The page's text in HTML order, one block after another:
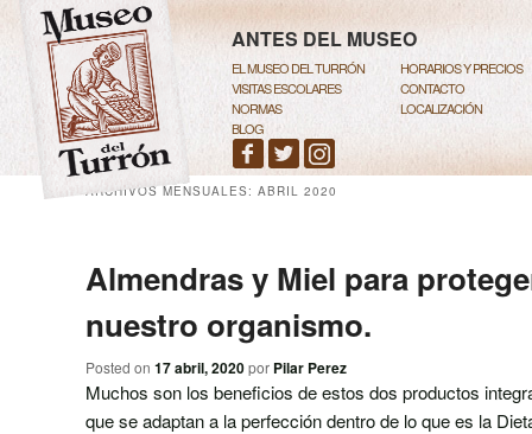
MENÚ PRINCIPAL
IR AL CONTENIDO PRINCIPAL
IR AL CONTENIDO
ANTES DEL MUSEO
EL MUSEO DEL TURRÓN
HORARIOS Y PRECIOS
VISITAS ESCOLARES
CONTACTO
NORMAS
LOCALIZACIÓN
BLOG
ARCHIVOS MENSUALES:ABRIL 2020
Almendras y Miel para
nuestro organismo.
Posted on17 abril, 2020 por Pilar Perez
Muchos son los beneficios de estos dos productos
que se adaptan a la perfección dentro de lo que es la